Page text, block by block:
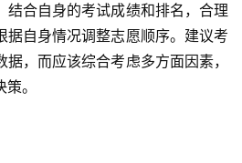
结合自身的考试成绩和排名，合理
据自身情况调整志愿顺序。建议考
，而应该综合考虑多方面因素，
。